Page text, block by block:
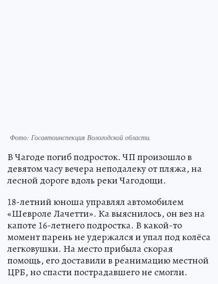
Фото: Госавтоинспекция Вологодской области.
В Чагоде погиб подросток. ЧП произошло в
девятом часу вечера неподалеку от пляжа, на
лесной дороге вдоль реки Чагодощи.
18-летний юноша управлял автомобилем
«Шевроле Лачетти». Ка выяснилось, он вез на
капоте 16-летнего подростка. В какой-то
момент парень не удержался и упал под колёса
легковушки. На место прибыла скорая
помощь, его доставили в реанимацию местной
ЦРБ, но спасти пострадавшего не смогли.